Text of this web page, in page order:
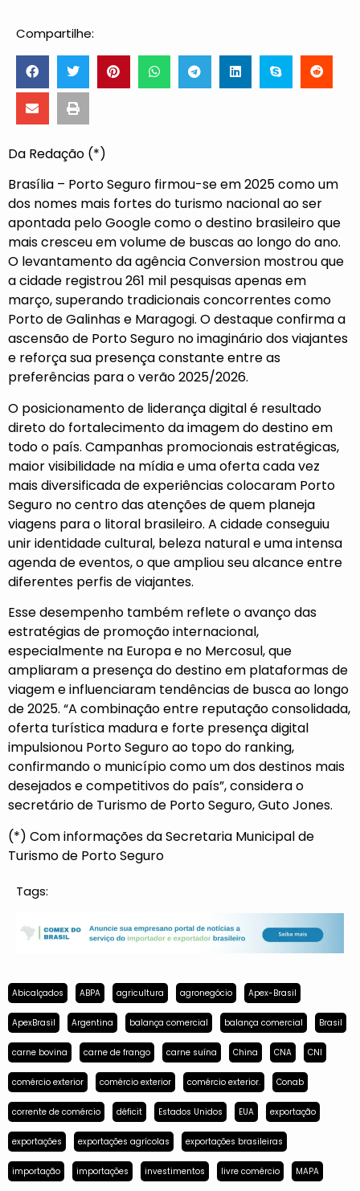
Compartilhe:
Da Redação (*)
Brasília – Porto Seguro firmou-se em 2025 como um
dos nomes mais fortes do turismo nacional ao ser
apontada pelo Google como o destino brasileiro que
mais cresceu em volume de buscas ao longo do ano.
O levantamento da agência Conversion mostrou que
a cidade registrou 261 mil pesquisas apenas em
março, superando tradicionais concorrentes como
Porto de Galinhas e Maragogi. O destaque confirma a
ascensão de Porto Seguro no imaginário dos viajantes
e reforça sua presença constante entre as
preferências para o verão 2025/2026.
O posicionamento de liderança digital é resultado
direto do fortalecimento da imagem do destino em
todo o país. Campanhas promocionais estratégicas,
maior visibilidade na mídia e uma oferta cada vez
mais diversificada de experiências colocaram Porto
Seguro no centro das atenções de quem planeja
viagens para o litoral brasileiro. A cidade conseguiu
unir identidade cultural, beleza natural e uma intensa
agenda de eventos, o que ampliou seu alcance entre
diferentes perfis de viajantes.
Esse desempenho também reflete o avanço das
estratégias de promoção internacional,
especialmente na Europa e no Mercosul, que
ampliaram a presença do destino em plataformas de
viagem e influenciaram tendências de busca ao longo
de 2025. “A combinação entre reputação consolidada,
oferta turística madura e forte presença digital
impulsionou Porto Seguro ao topo do ranking,
confirmando o município como um dos destinos mais
desejados e competitivos do país”, considera o
secretário de Turismo de Porto Seguro, Guto Jones.
(*) Com informações da Secretaria Municipal de
Turismo de Porto Seguro
Tags:
Abicalçados ABPA agricultura agronegócio Apex-Brasil
ApexBrasil Argentina balança comercial balança comercial Brasil
carne bovina carne de frango carne suína China CNA CNI
comércio exterior comércio exterior comércio exterior. Conab
corrente de comércio déficit Estados Unidos EUA exportação
exportações exportações agrícolas exportações brasileiras
importação importações investimentos livre comércio MAPA